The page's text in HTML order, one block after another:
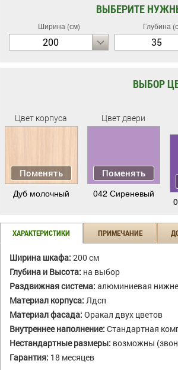
ВЫБЕРИТЕ
Ширина (см)
200
Глубина
35
ВЫБОР
Цвет корпуса
Поменять
Дуб молочный
Цвет двери
Поменять
042 Сиреневый
ХАРАКТЕРИСТИКИ ПРИМЕЧАНИЕ
Ширина шкафа: 200 см
Глубина и Высота: на выбор
Раздвижная система: алюминиевая
Материал корпуса: Лдсп
Материал фасада: Оракал двух цветов
Внутреннее наполнение: Стандартная
Нестандартные размеры: возможны
Гарантия: 18 месяцев